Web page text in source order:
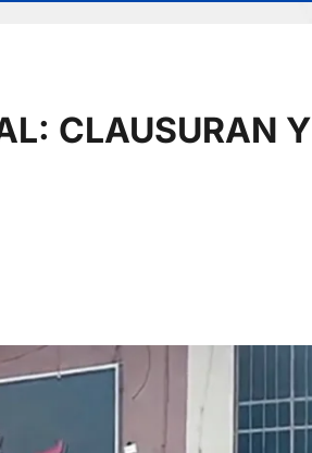
CLAUSURAN Y